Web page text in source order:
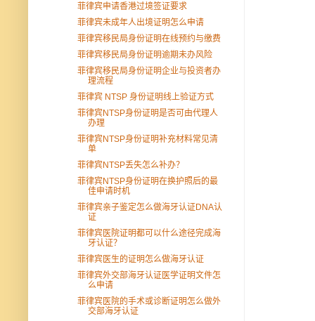
菲律宾申请香港过境签证要求
菲律宾未成年人出境证明怎么申请
菲律宾移民局身份证明在线预约与缴费
菲律宾移民局身份证明逾期未办风险
菲律宾移民局身份证明企业与投资者办
理流程
菲律宾 NTSP 身份证明线上验证方式
菲律宾NTSP身份证明是否可由代理人
办理
菲律宾NTSP身份证明补充材料常见清
单
菲律宾NTSP丢失怎么补办？
菲律宾NTSP身份证明在换护照后的最
佳申请时机
菲律宾亲子鉴定怎么做海牙认证DNA认
证
菲律宾医院证明都可以什么途径完成海
牙认证？
菲律宾医生的证明怎么做海牙认证
菲律宾外交部海牙认证医学证明文件怎
么申请
菲律宾医院的手术或诊断证明怎么做外
交部海牙认证